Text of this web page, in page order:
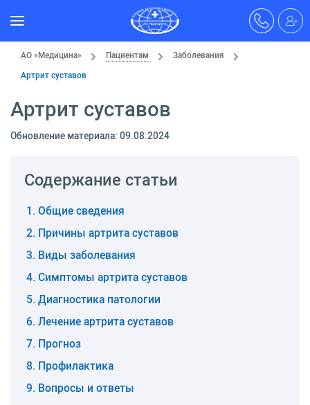
АО «Медицина» Пациентам
Заболевания
Артрит суставов
Артрит суставов
Обновление материала: 09.08.2024
Содержание статьи
Общие сведения
Причины артрита суставов
Виды заболевания
Симптомы артрита суставов
Диагностика патологии
Лечение артрита суставов
Прогноз
Профилактика
Вопросы и ответы